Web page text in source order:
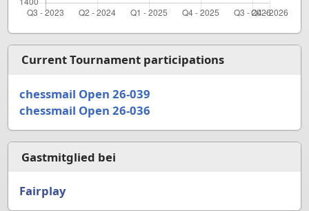
Current Tournament participations
chessmail Open 26-039
chessmail Open 26-036
Gastmitglied bei
Fairplay